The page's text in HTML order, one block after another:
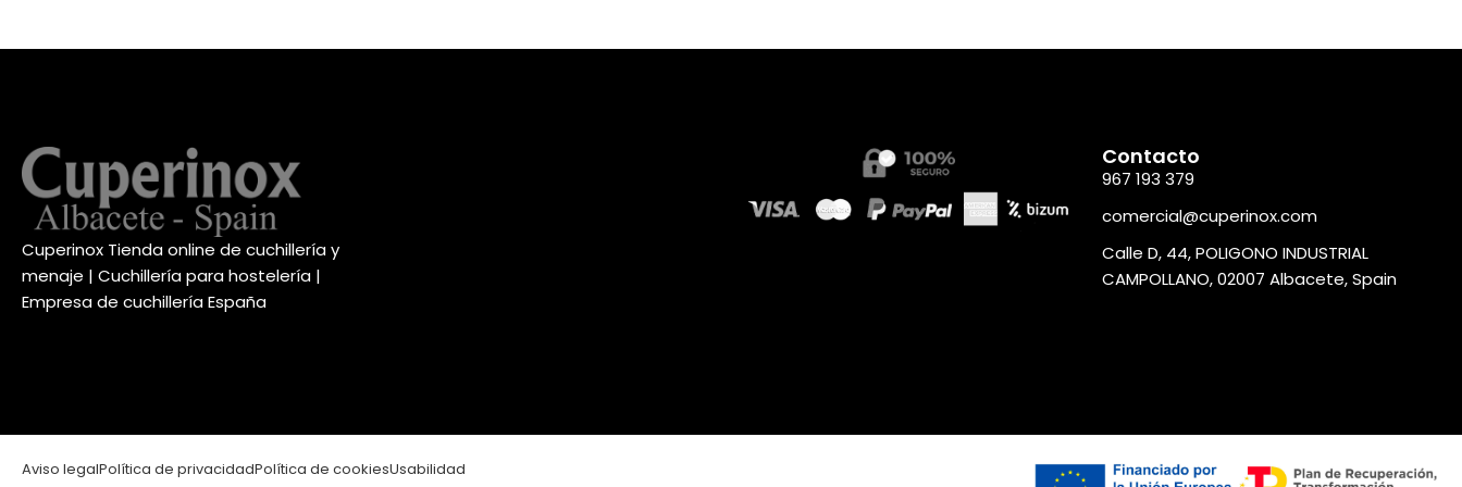
Cuperinox Tienda online de cuchillería y
menaje | Cuchillería para hostelería |
Empresa de cuchillería España
Contacto
967 193 379
comercial@cuperinox.com
Calle D, 44, POLIGONO INDUSTRIAL
CAMPOLLANO, 02007 Albacete, Spain
Aviso legalPolítica de privacidadPolítica de cookiesUsabilidad